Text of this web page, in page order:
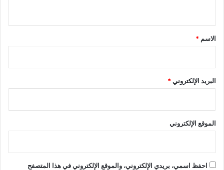
*
الاسم *
البريد الإلكتروني*
الموقع الإلكتروني
احفظ اسمي، بريدي الإلكتروني، والموقع الإلكتروني في هذا المتصفح